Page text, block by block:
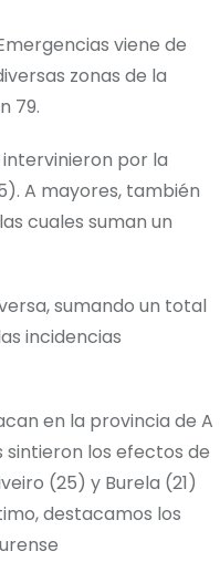
viene de
zonas de la
79.
por la
A mayores, también
cuales suman un
sumando un total
incidencias
en la provincia de A
sintieron los efectos de
(25) y Burela (21)
destacamos los